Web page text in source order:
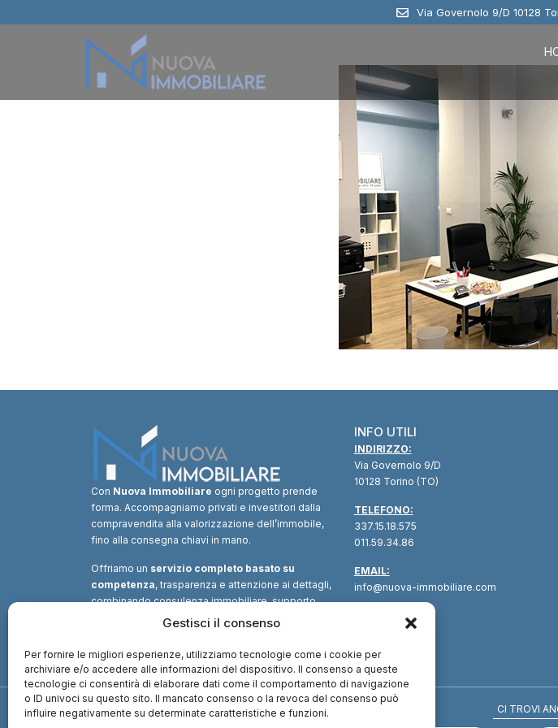
Gestisci il consenso
Per fornire le migliori esperienze, utilizziamo tecnologie come i cookie per
archiviare e/o accedere alle informazioni del dispositivo. Il consenso a queste
tecnologie ci consentirà di elaborare dati come il comportamento di navigazione
o ID univoci su questo sito. Il mancato consenso o la revoca del consenso può
influire negativamente su determinate caratteristiche e funzioni.
Via Governolo 9/D 10128
Con Nuova Immobiliare ogni progetto prende
forma. Accompagniamo privati e investitori dalla
compravendita alla valorizzazione dell’immobile,
fino alla consegna chiavi in mano.
Offriamo un servizio completo basato su
competenza, trasparenza e attenzione ai dettagli,
combinando consulenza immobiliare, supporto
tecnico e soluzioni finanziarie.
valore.
INFO UTILI
INDIRIZZO:
Via Governolo 9/D
10128 Torino (TO)
TELEFONO:
337.15.18.575
011.59.34.86
EMAIL:
info@nuova-immobiliare.com
CI TROVI